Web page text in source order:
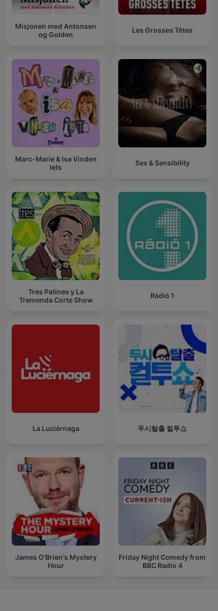
Misjonen med Antonsen
og Golden
Les Grosses Têtes
Marc-Marie & Isa Vinden
Iets
Sex & Sensibility
Tres Patines y La
Tremenda Corte Show
Rádió 1
La Luciérnaga 두시탈출 컬투쇼
James O'Brien's Mystery
Hour
Friday Night Comedy from
BBC Radio 4